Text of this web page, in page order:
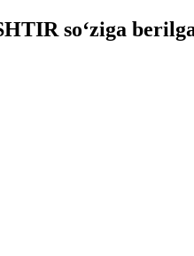
so‘ziga